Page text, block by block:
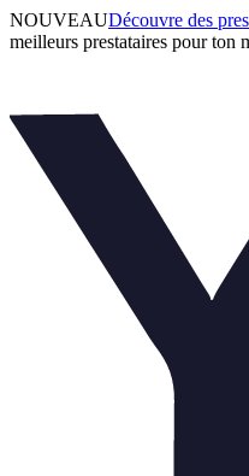
NOUVEAUDécouvre des
meilleurs prestataires pour ton